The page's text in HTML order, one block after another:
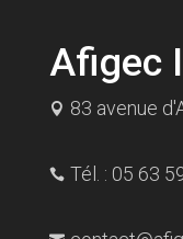
Afigec
 83 avenue
 Tél. : 05 63